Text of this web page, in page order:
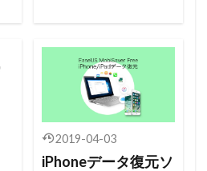
2019-04-03
iPhoneデータ復元ソ